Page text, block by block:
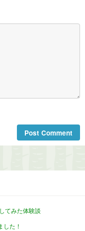
てみた体験談
した！